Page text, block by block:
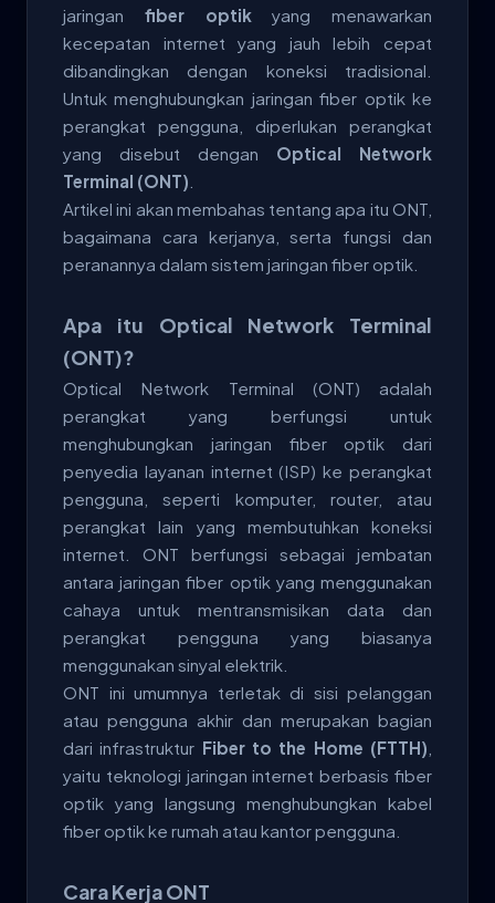
jaringan fiber optikyang menawarkan
kecepatan internet yang jauh lebih cepat
dibandingkan dengan koneksi tradisional.
Untuk menghubungkan jaringan fiber optik ke
perangkat pengguna, diperlukan perangkat
yang disebut dengan Optical Network
Terminal (ONT)
Artikel ini akan membahas tentang apa itu ONT,
bagaimana cara kerjanya, serta fungsi dan
peranannya dalam sistem jaringan fiber optik.
Apa itu Optical Network Terminal
(ONT)?
Optical Network Terminal (ONT) adalah
perangkat yang berfungsi untuk
menghubungkan jaringan fiber optik dari
penyedia layanan internet (ISP) ke perangkat
pengguna, seperti komputer, router, atau
perangkat lain yang membutuhkan koneksi
internet. ONT berfungsi sebagai jembatan
antara jaringan fiber optik yang menggunakan
cahaya untuk mentransmisikan data dan
perangkat pengguna yang biasanya
menggunakan sinyal elektrik.
ONT ini umumnya terletak di sisi pelanggan
atau pengguna akhir dan merupakan bagian
dari infrastruktur Fiber to the Home (FTTH)
yaitu teknologi jaringan internet berbasis fiber
optik yang langsung menghubungkan kabel
fiber optik ke rumah atau kantor pengguna.
Cara Kerja ONT